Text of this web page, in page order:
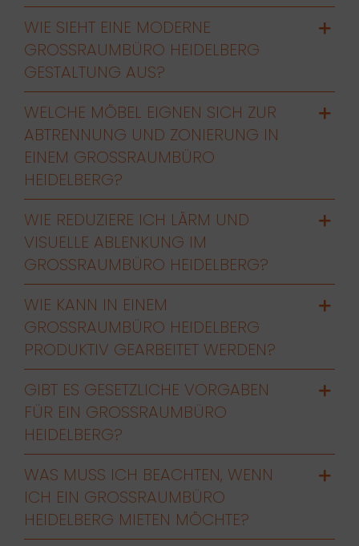
WIE SIEHT EINE MODERNE
GROSSRAUMBÜRO HEIDELBERG G
ESTALTUNG AUS?
WELCHE MÖBEL EIGNEN SICH ZUR
ABTRENNUNG UND ZONIERUNG IN
EINEM GROSSRAUMBÜRO H
EIDELBERG?
WIE REDUZIERE ICH LÄRM UND
VISUELLE ABLENKUNG IM
GROSSRAUMBÜRO HEIDELBERG?
WIE KANN IN EINEM
GROSSRAUMBÜRO HEIDELBERG P
RODUKTIV GEARBEITET WERDEN?
GIBT ES GESETZLICHE VORGABEN
FÜR EIN GROSSRAUMBÜRO H
EIDELBERG?
WAS MUSS ICH BEACHTEN, WENN
ICH EIN GROSSRAUMBÜRO H
EIDELBERG MIETEN MÖCHTE?